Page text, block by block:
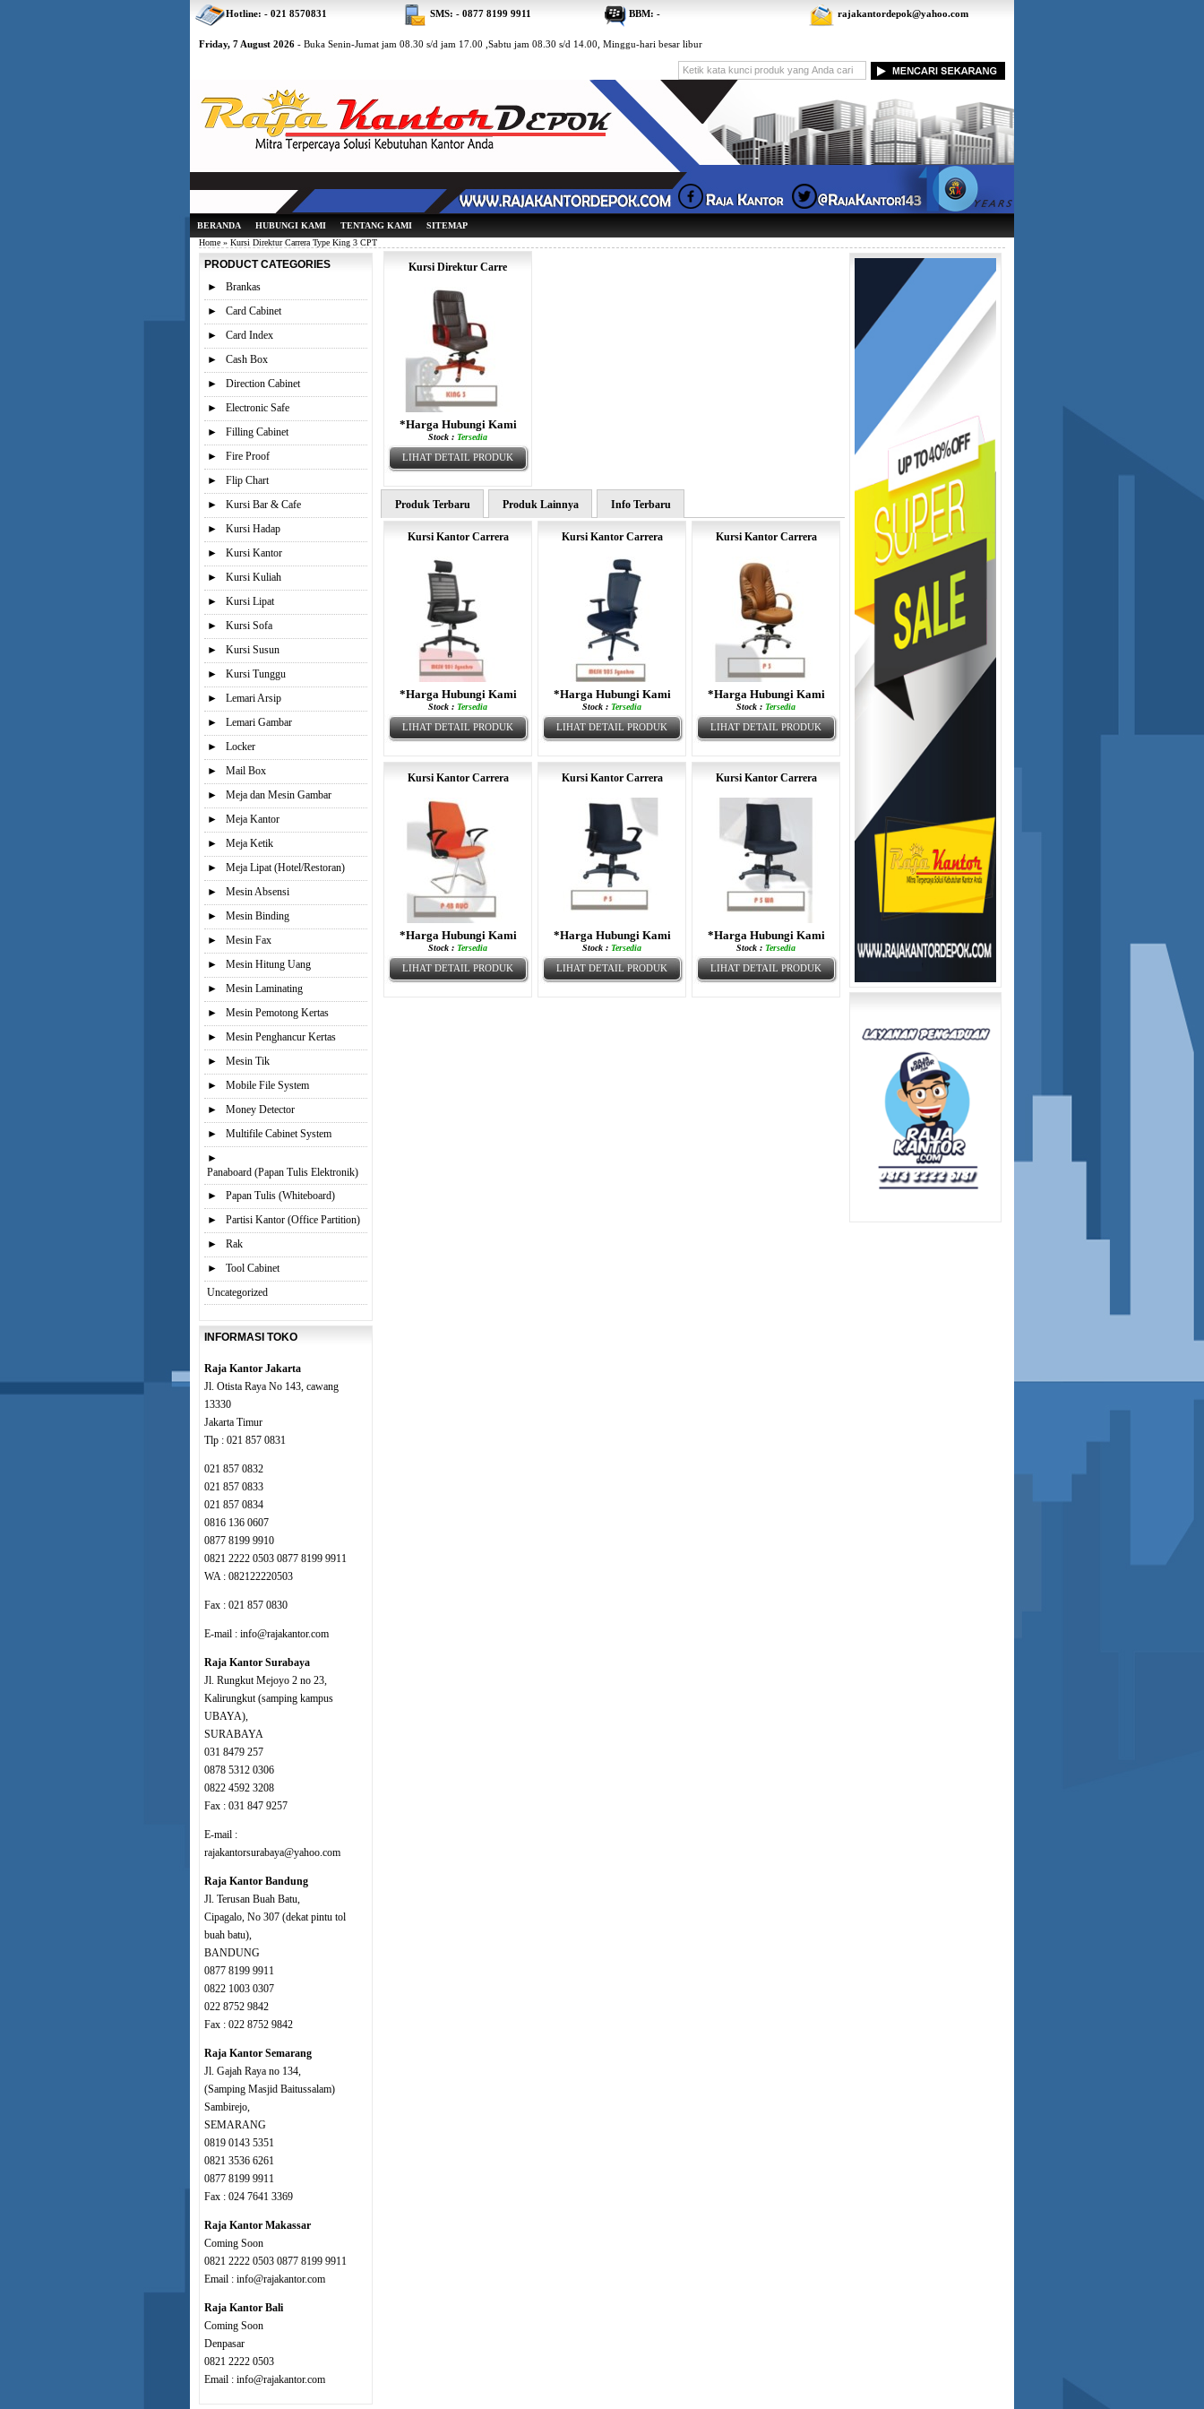
Friday, 7 August 2026 - Buka Senin-Jumat jam 08.30 s/d jam 17.00 ,Sabtu jam 08.30 s/d 14.00, Minggu-hari besar libur
BERANDA HUBUNGI KAMI TENTANG KAMI
SITEMAP
Home » Kursi Direktur Carrera Type King 3 CPT
Kursi Direktur Carre
*Harga Hubungi Kami
Stock : Tersedia
LIHAT DETAIL PRODUK
Produk Terbaru Produk Lainnya Info Terbaru
Kursi Kantor Carrera
*Harga Hubungi Kami
Stock : Tersedia
LIHAT DETAIL PRODUK
Kursi Kantor Carrera
*Harga Hubungi Kami
Stock : Tersedia
LIHAT DETAIL PRODUK
Kursi Kantor Carrera
*Harga Hubungi Kami
Stock : Tersedia
LIHAT DETAIL PRODUK
Kursi Kantor Carrera
*Harga Hubungi Kami
Stock : Tersedia
LIHAT DETAIL PRODUK
Kursi Kantor Carrera
*Harga Hubungi Kami
Stock : Tersedia
LIHAT DETAIL PRODUK
Kursi Kantor Carrera
*Harga Hubungi Kami
Stock : Tersedia
LIHAT DETAIL PRODUK
PRODUCT CATEGORIES
►
Brankas
►
Card Cabinet
►
Card Index
►
Cash Box
►
Direction Cabinet
►
Electronic Safe
►
Filling Cabinet
►
Fire Proof
►
Flip Chart
►
Kursi Bar & Cafe
►
Kursi Hadap
►
Kursi Kantor
►
Kursi Kuliah
►
Kursi Lipat
►
Kursi Sofa
►
Kursi Susun
►
Kursi Tunggu
►
Lemari Arsip
►
Lemari Gambar
►
Locker
►
Mail Box
►
Meja dan Mesin Gambar
►
Meja Kantor
►
Meja Ketik
►
Meja Lipat (Hotel/Restoran)
►
Mesin Absensi
►
Mesin Binding
►
Mesin Fax
►
Mesin Hitung Uang
►
Mesin Laminating
►
Mesin Pemotong Kertas
►
Mesin Penghancur Kertas
►
Mesin Tik
►
Mobile File System
►
Money Detector
►
Multifile Cabinet System
►
Panaboard (Papan Tulis Elektronik)
►
Papan Tulis (Whiteboard)
►
Partisi Kantor (Office Partition)
►
Rak
►
Tool Cabinet
Uncategorized
INFORMASI TOKO
Raja Kantor Jakarta
Jl. Otista Raya No 143, cawang
13330
Jakarta Timur
Tlp : 021 857 0831
021 857 0832
021 857 0833
021 857 0834
0816 136 0607
0877 8199 9910
0821 2222 0503 0877 8199 9911
WA : 082122220503
Fax : 021 857 0830
E-mail : info@rajakantor.com
Raja Kantor Surabaya
Jl. Rungkut Mejoyo 2 no 23,
Kalirungkut (samping kampus
UBAYA),
SURABAYA
031 8479 257
0878 5312 0306
0822 4592 3208
Fax : 031 847 9257
E-mail :
rajakantorsurabaya@yahoo.com
Raja Kantor Bandung
Jl. Terusan Buah Batu,
Cipagalo, No 307 (dekat pintu tol
buah batu),
BANDUNG
0877 8199 9911
0822 1003 0307
022 8752 9842
Fax : 022 8752 9842
Raja Kantor Semarang
Jl. Gajah Raya no 134,
(Samping Masjid Baitussalam)
Sambirejo,
SEMARANG
0819 0143 5351
0821 3536 6261
0877 8199 9911
Fax : 024 7641 3369
Raja Kantor Makassar
Coming Soon
0821 2222 0503 0877 8199 9911
Email : info@rajakantor.com
Raja Kantor Bali
Coming Soon
Denpasar
0821 2222 0503
Email : info@rajakantor.com
Hotline: - 021 8570831 SMS: - 0877 8199 9911 BBM: - rajakantordepok@yahoo.com